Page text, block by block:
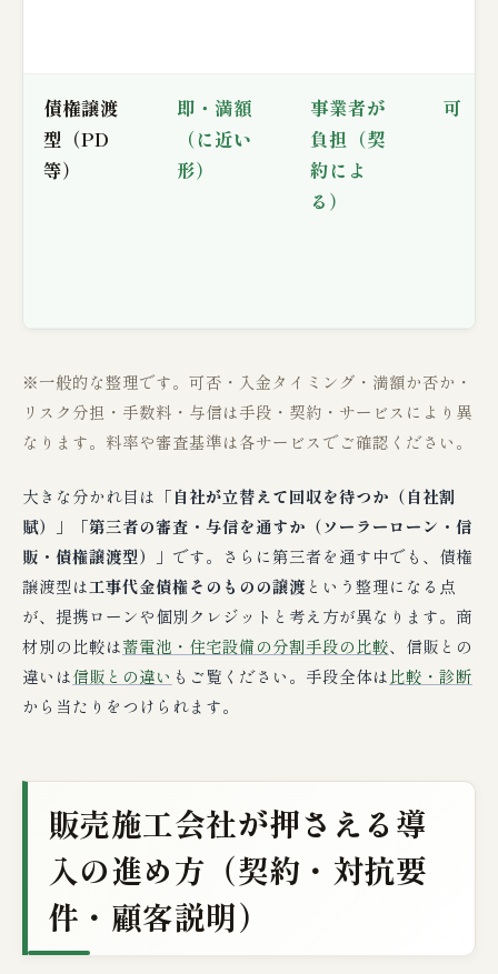
債権譲渡
型（PD
等）
即・満額
（に近い
形）
事業者が
負担（契
約によ
る）
可
※一般的な整理です。可否・入金タイミング・満額か否か・
リスク分担・手数料・与信は手段・契約・サービスにより異
なります。料率や審査基準は各サービスでご確認ください。
大きな分かれ目は「自社が立替えて回収を待つか（自社割
賦）
」「第三者の審査・与信を通すか（ソーラーローン・信
販・債権譲渡型）
」です。さらに第三者を通す中でも、債権
譲渡型は工事代金債権そのものの譲渡 という整理になる点
が、提携ローンや個別クレジットと考え方が異なります。商
材別の比較は蓄電池・住宅設備の分割手段の比較、信販との
違いは信販との違い もご覧ください。手段全体は比較・診断
から当たりをつけられます。
販売施工会社が押さえる導
入の進め方（契約・対抗要
件・顧客説明）